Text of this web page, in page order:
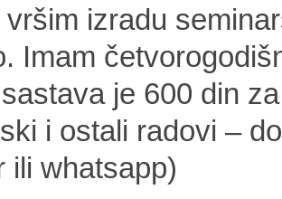
vršim izradu
Imam
je 600 din
i ostali radovi –
ili whatsapp)